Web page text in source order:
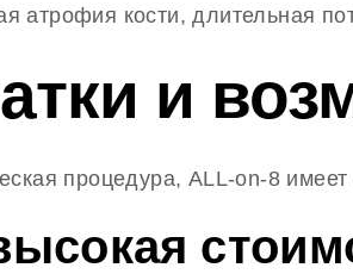
атрофия кости, длительная
и
процедура, ALL-on-8